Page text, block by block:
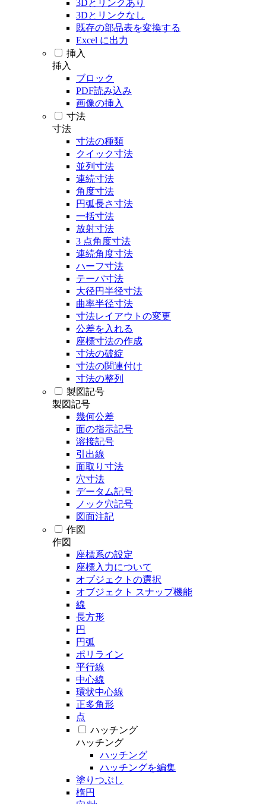
3Dとリンクあり
3Dとリンクなし
既存の部品表を変換する
Excel に出力
挿入
挿入
ブロック
PDF読み込み
画像の挿入
寸法
寸法
寸法の種類
クイック寸法
並列寸法
連続寸法
角度寸法
円弧長さ寸法
一括寸法
放射寸法
3 点角度寸法
連続角度寸法
ハーフ寸法
テーパ寸法
大径円半径寸法
曲率半径寸法
寸法レイアウトの変更
公差を入れる
座標寸法の作成
寸法の破綻
寸法の関連付け
寸法の整列
製図記号
製図記号
幾何公差
面の指示記号
溶接記号
引出線
面取り寸法
穴寸法
データム記号
ノック穴記号
図面注記
作図
作図
座標系の設定
座標入力について
オブジェクトの選択
オブジェクト スナップ機能
線
長方形
円
円弧
ポリライン
平行線
中心線
環状中心線
正多角形
点
ハッチング
ハッチング
ハッチング
ハッチングを編集
塗りつぶし
楕円